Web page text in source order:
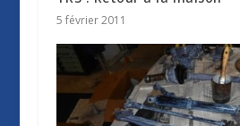
5 février 2011